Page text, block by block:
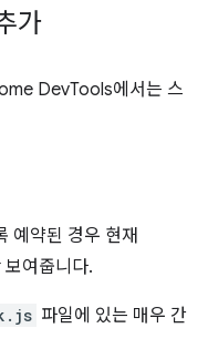
가
DevTools에서는 스
예약된 경우 현재
여줍니다.
파일에 있는 매우 간